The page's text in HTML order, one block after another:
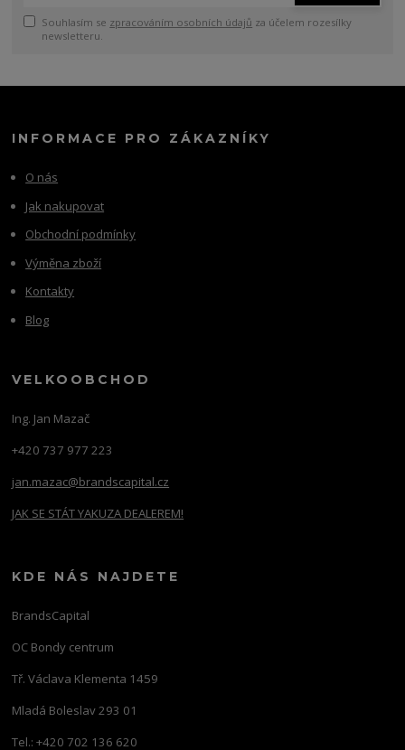
Souhlasím se zpracováním osobních údajů za účelem rozesílky
newsletteru.
INFORMACE PRO ZÁKAZNÍKY
O nás
Jak nakupovat
Obchodní podmínky
Výměna zboží
Kontakty
Blog
VELKOOBCHOD
Ing. Jan Mazač
+420 737 977 223
jan.mazac@brandscapital.cz
JAK SE STÁT YAKUZA DEALEREM!
KDE NÁS NAJDETE
BrandsCapital
OC Bondy centrum
Tř. Václava Klementa 1459
Mladá Boleslav 293 01
Tel.: +420 702 136 620